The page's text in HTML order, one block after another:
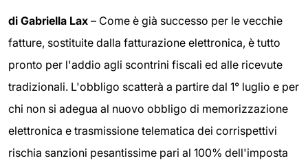
di Gabriella Lax – Come è già successo per le vecchie
fatture, sostituite dalla fatturazione elettronica, è tutto
pronto per l'addio agli scontrini fiscali ed alle ricevute
tradizionali. L'obbligo scatterà a partire dal 1° luglio e per
chi non si adegua al nuovo obbligo di memorizzazione
elettronica e trasmissione telematica dei corrispettivi
rischia sanzioni pesantissime pari al 100% dell'imposta